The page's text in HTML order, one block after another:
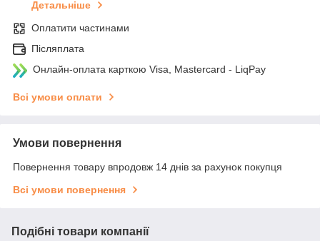
Детальніше
Оплатити частинами
Післяплата
Онлайн-оплата карткою Visa, Mastercard - LiqPay
Всі умови оплати
Умови повернення
Повернення товару впродовж 14 днів за рахунок покупця
Всі умови повернення
Подібні товари компанії